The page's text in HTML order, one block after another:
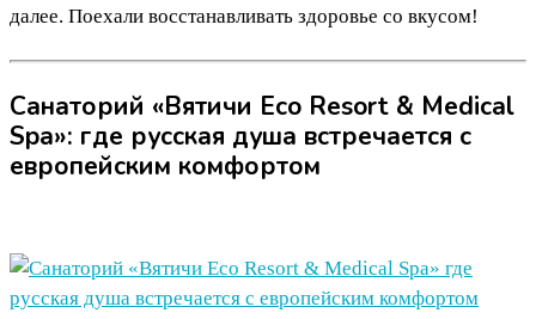
далее. Поехали восстанавливать здоровье со вкусом!
Санаторий «Вятичи Eco Resort & Medical
Spa»: где русская душа встречается с
европейским комфортом